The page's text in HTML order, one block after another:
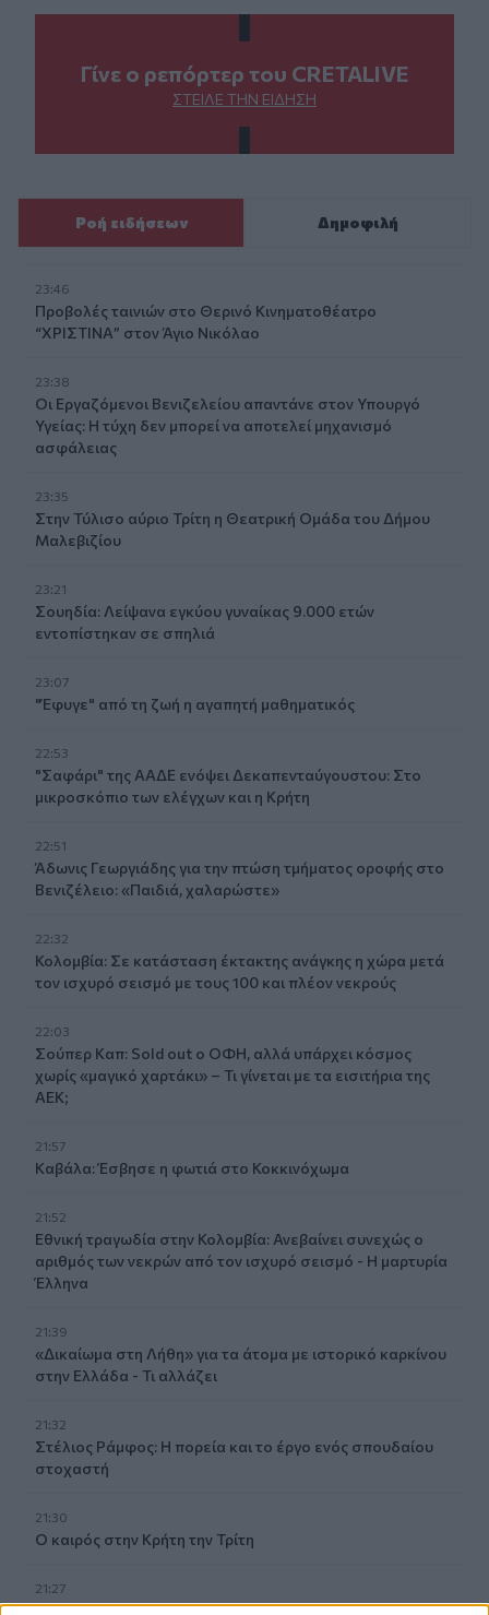
Γίνε ο ρεπόρτερ του CRETALIVE
ΣΤΕΊΛΕ ΤΗΝ ΕΊΔΗΣΗ
Ροή ειδήσεων Δημοφιλή
23:46
Προβολές ταινιών στο Θερινό Κινηματοθέατρο
“ΧΡΙΣΤΙΝΑ” στον Άγιο Νικόλαο
23:38
Οι Εργαζόμενοι Βενιζελείου απαντάνε στον Υπουργό
Υγείας: Η τύχη δεν μπορεί να αποτελεί μηχανισμό
ασφάλειας
23:35
Στην Τύλισο αύριο Τρίτη η Θεατρική Ομάδα του Δήμου
Μαλεβιζίου
23:21
Σουηδία: Λείψανα εγκύου γυναίκας 9.000 ετών
εντοπίστηκαν σε σπηλιά
23:07
"Έφυγε" από τη ζωή η αγαπητή μαθηματικός
22:53
"Σαφάρι" της ΑΑΔΕ ενόψει Δεκαπενταύγουστου: Στο
μικροσκόπιο των ελέγχων και η Κρήτη
22:51
Άδωνις Γεωργιάδης για την πτώση τμήματος οροφής στο
Βενιζέλειο: «Παιδιά, χαλαρώστε»
22:32
Κολομβία: Σε κατάσταση έκτακτης ανάγκης η χώρα μετά
τον ισχυρό σεισμό με τους 100 και πλέον νεκρούς
22:03
Σούπερ Καπ: Sold out ο ΟΦΗ, αλλά υπάρχει κόσμος
χωρίς «μαγικό χαρτάκι» – Τι γίνεται με τα εισιτήρια της
ΑΕΚ;
21:57
Καβάλα: Έσβησε η φωτιά στο Κοκκινόχωμα
21:52
Εθνική τραγωδία στην Κολομβία: Ανεβαίνει συνεχώς ο
αριθμός των νεκρών από τον ισχυρό σεισμό - Η μαρτυρία
Έλληνα
21:39
«Δικαίωμα στη Λήθη» για τα άτομα με ιστορικό καρκίνου
στην Ελλάδα - Τι αλλάζει
21:32
Στέλιος Ράμφος: Η πορεία και το έργο ενός σπουδαίου
στοχαστή
21:30
Ο καιρός στην Κρήτη την Τρίτη
21:27
Πρεμιέρα στο Ευρωπαϊκό κολύμβησης με «βροχή» από